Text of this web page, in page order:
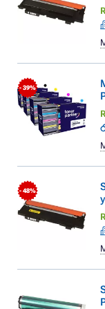
- 39%
- 48%